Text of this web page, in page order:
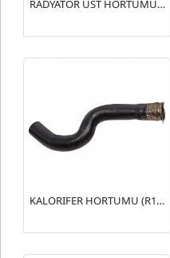
RADYATOR UST HORTUMU (R15148) 406 2.0 16V(1343.R4)
KALORIFER HORTUMU (R15146) XSARA I 1.6(6464.QT)